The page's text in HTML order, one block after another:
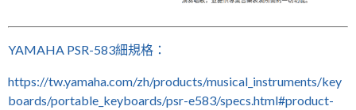
YAMAHA PSR-583細規格：
https://tw.yamaha.com/zh/products/musical_instruments/key
boards/portable_keyboards/psr-e583/specs.html#product-